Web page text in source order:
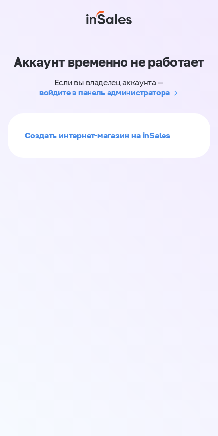
Аккаунт временно не работает
Если вы владелец аккаунта —
войдите в панель администратора
Создать интернет-магазин на inSales